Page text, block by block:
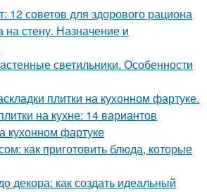
12 советов для здорового рациона
на стену. Назначение и
светильники. Особенности
плитки на кухонном фартуке.
на кухне: 14 вариантов
кухонном фартуке
как приготовить блюда, которые
декора: как создать идеальный